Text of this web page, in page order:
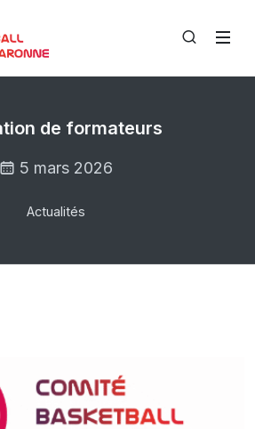
de formateurs
5 mars 2026
Actualités